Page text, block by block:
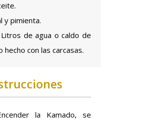
y pimienta.
de agua o caldo de
hecho con las carcasas.
la Kamado, se